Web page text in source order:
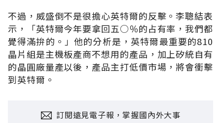
不過，威盛倒不是很擔心英特爾的反擊。李聰結表
示，「英特爾今年要拿回五○％的占有率，我們都
覺得滿拚的。」他的分析是，英特爾最重要的810
晶片組是主機板產商不想用的產品，加上矽統自有
的晶圓廠量產以後，產品主打低價市場，將會衝擊
到英特爾。
訂閱遠見電子報，掌握國內外大事